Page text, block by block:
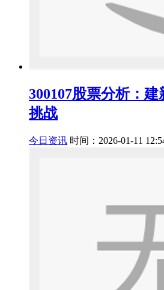
300107股票分析：
挑战
今日资讯 时间：2026-01-11